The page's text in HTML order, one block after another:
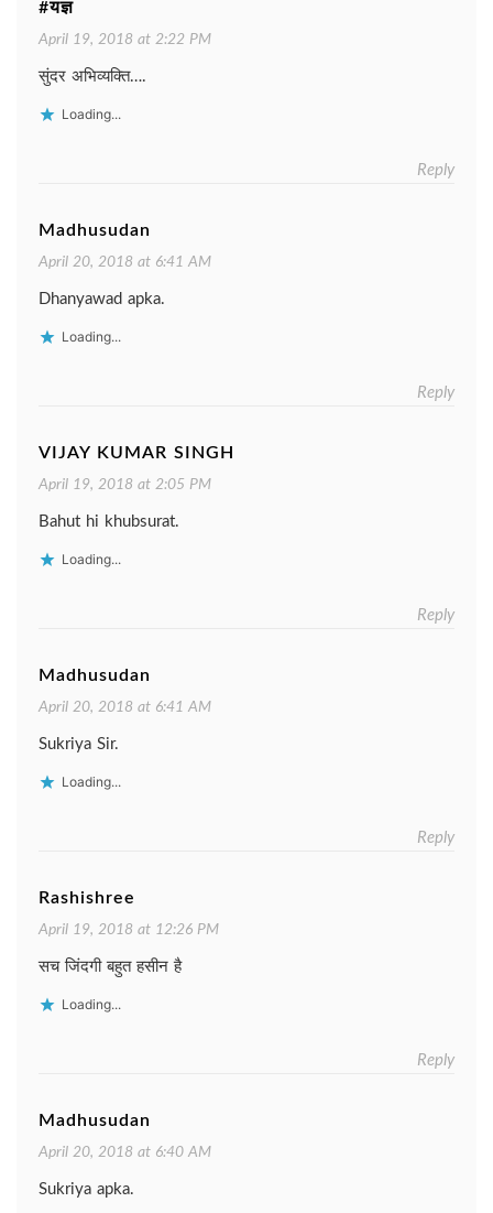
#यज्ञ
April 19, 2018 at 2:22 PM
सुंदर अभिव्यक्ति….
Loading...
Reply
Madhusudan
April 20, 2018 at 6:41 AM
Dhanyawad apka.
Loading...
Reply
VIJAY KUMAR SINGH
April 19, 2018 at 2:05 PM
Bahut hi khubsurat.
Loading...
Reply
Madhusudan
April 20, 2018 at 6:41 AM
Sukriya Sir.
Loading...
Reply
Rashishree
April 19, 2018 at 12:26 PM
सच जिंदगी बहुत हसीन है
Loading...
Reply
Madhusudan
April 20, 2018 at 6:40 AM
Sukriya apka.